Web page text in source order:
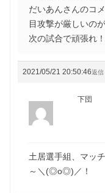
だいあんさんのコ
目攻撃が厳しいの
次の試合で頑張れ
2021/05/21 20:50:46返信
下団
土居選手組、マッ
～＼(◎o◎)／！